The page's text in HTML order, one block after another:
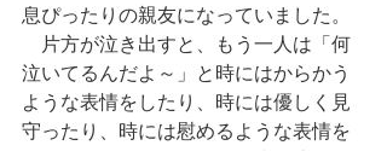
息ぴったりの親友になっていました。
片方が泣き出すと、もう一人は「何
泣いてるんだよ～」と時にはからかう
ような表情をしたり、時には優しく見
守ったり、時には慰めるような表情を